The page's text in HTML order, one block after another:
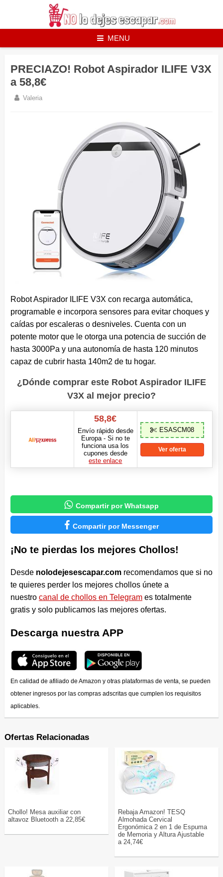
MENU
PRECIAZO! Robot Aspirador ILIFE V3X
a 58,8€
Valeria
Robot Aspirador ILIFE V3X con recarga automática,
programable e incorpora sensores para evitar choques y
caídas por escaleras o desniveles. Cuenta con un
potente motor que le otorga una potencia de succión de
hasta 3000Pa y una autonomía de hasta 120 minutos
capaz de cubrir hasta 140m2 de tu hogar.
¿Dónde comprar este Robot Aspirador ILIFE
V3X al mejor precio?
58,8€
Envío rápido desde
Europa - Si no te
funciona usa los
cupones desde
este enlace
ESASCM08
Ver oferta
 Compartir por Whatsapp
 Compartir por Messenger
¡No te pierdas los mejores Chollos!
Desde nolodejesescapar.comrecomendamos que si no
te quieres perder los mejores chollos únete a
nuestro canal de chollos en Telegrames totalmente
gratis y solo publicamos las mejores ofertas.
Descarga nuestra APP
En calidad de afiliado de Amazon y otras plataformas de venta, se pueden
obtener ingresos por las compras adscritas que cumplen los requisitos
aplicables.
Ofertas Relacionadas
Chollo! Mesa auxiliar con
altavoz Bluetooth a 22,85€
Rebaja Amazon! TESQ
Almohada Cervical
Ergonómica 2 en 1 de Espuma
de Memoria y Altura Ajustable
a 24,74€